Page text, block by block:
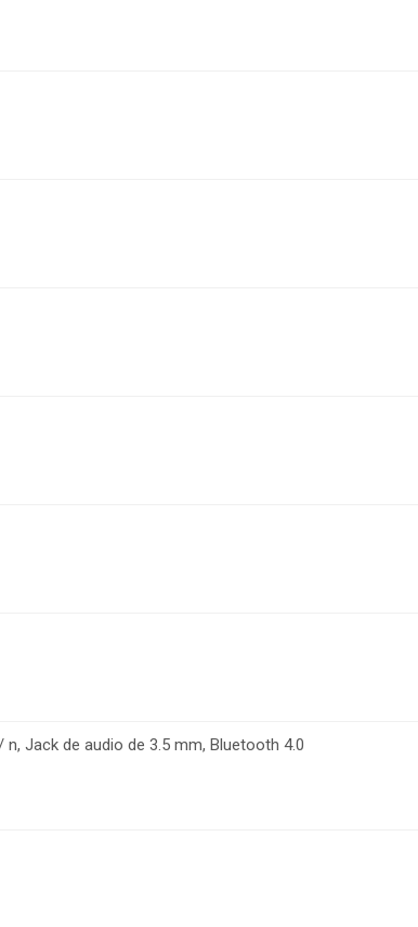
n, Jack de audio de 3.5 mm, Bluetooth 4.0